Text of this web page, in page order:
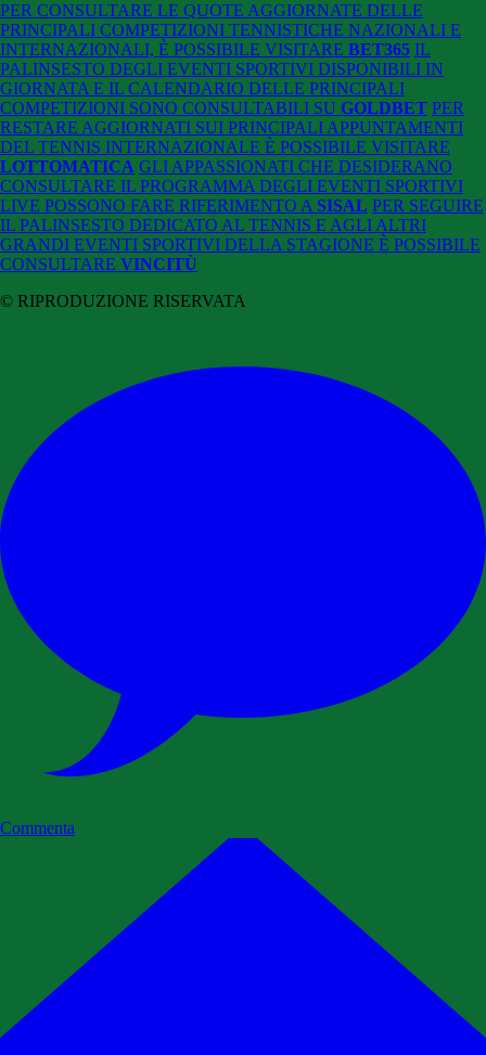
PER CONSULTARE LE QUOTE AGGIORNATE DELLE
PRINCIPALI COMPETIZIONI TENNISTICHE NAZIONALI E
INTERNAZIONALI, È POSSIBILE VISITARE BET365 IL
PALINSESTO DEGLI EVENTI SPORTIVI DISPONIBILI IN
GIORNATA E IL CALENDARIO DELLE PRINCIPALI
COMPETIZIONI SONO CONSULTABILI SU GOLDBET PER
RESTARE AGGIORNATI SUI PRINCIPALI APPUNTAMENTI
DEL TENNIS INTERNAZIONALE È POSSIBILE VISITARE
LOTTOMATICA GLI APPASSIONATI CHE DESIDERANO
CONSULTARE IL PROGRAMMA DEGLI EVENTI SPORTIVI
LIVE POSSONO FARE RIFERIMENTO A SISAL PER SEGUIRE
IL PALINSESTO DEDICATO AL TENNIS E AGLI ALTRI
GRANDI EVENTI SPORTIVI DELLA STAGIONE È POSSIBILE
CONSULTARE VINCITÙ
© RIPRODUZIONE RISERVATA
Commenta